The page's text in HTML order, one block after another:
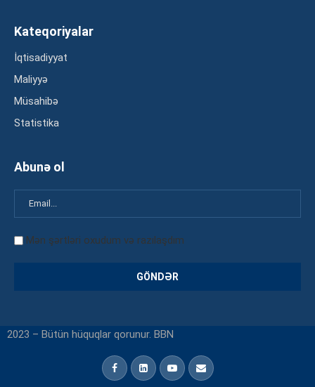
Kateqoriyalar
İqtisadiyyat
Maliyyə
Müsahibə
Statistika
Abunə ol
Mən şərtləri oxudum və razılaşdım
2023 – Bütün hüquqlar qorunur. BBN